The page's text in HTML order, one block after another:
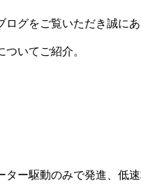
グをご覧いただき誠にあ
いてご紹介。
ー駆動のみで発進、低速